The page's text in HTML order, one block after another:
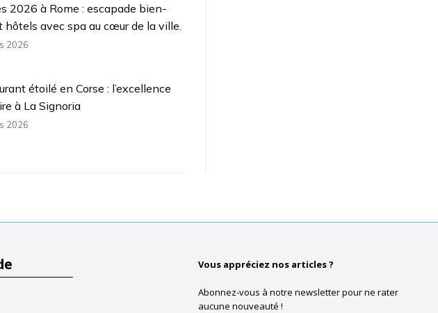
2026 à Rome : escapade bien-
hôtels avec spa au cœur de la ville.
2026
étoilé en Corse : l’excellence
à La Signoria
2026
Vous appréciez nos articles ?
Abonnez-vous à notre newsletter pour ne rater
aucune nouveauté !